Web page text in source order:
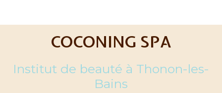
COCONING SPA
Institut de beauté à Thonon-les-
Bains